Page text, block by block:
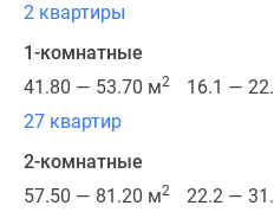
уникальным
архитектурным
обликом
и
социальные
объекты.
Облицовка
2 квартиры
1-комнатные
41.80 — 53.70 м2
16.1 —
27 квартир
2-комнатные
57.50 — 81.20 м2
22.2 —